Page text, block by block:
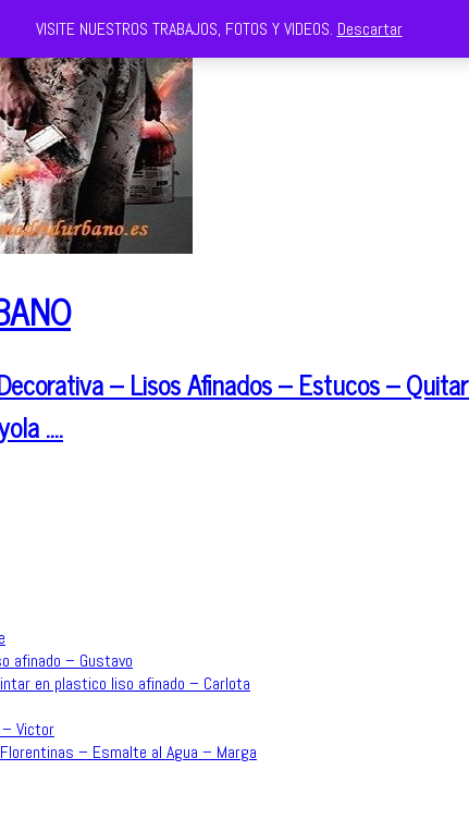
– Lisos Afinados – Estucos –
….
afinado – Gustavo
en plastico liso afinado – Carlota
Victor
– Esmalte al Agua – Marga
VISITE NUESTROS TRABAJOS, FOTOS Y VIDEOS. Descartar